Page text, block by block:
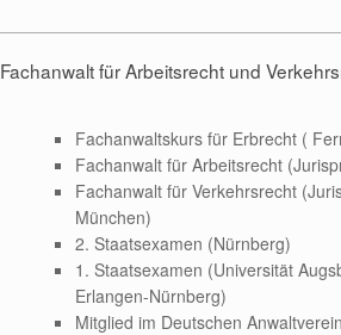
Fachanwalt für Arbeitsrecht und
Fachanwaltskurs für Erbrecht (
Fachanwalt für Arbeitsrecht
Fachanwalt für Verkehrsrecht
München)
2. Staatsexamen (Nürnberg)
1. Staatsexamen (Universität
Erlangen-Nürnberg)
Mitglied im Deutschen Anwaltverein